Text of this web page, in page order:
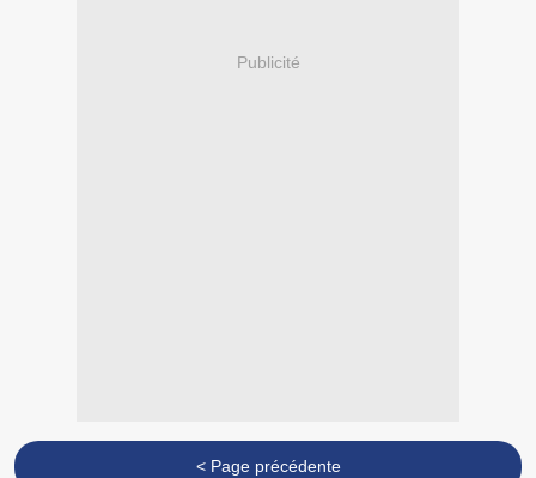
Publicité
< Page précédente